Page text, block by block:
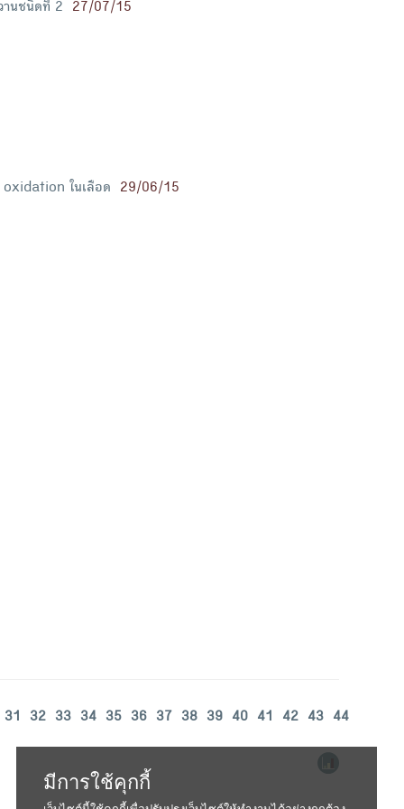
านชนิดที่ 2 27/07/15
ในเลือด 29/06/15
31 32 33 34 35 36 37 38 39 40 41 42 43 44
มีการใช้คุกกี้